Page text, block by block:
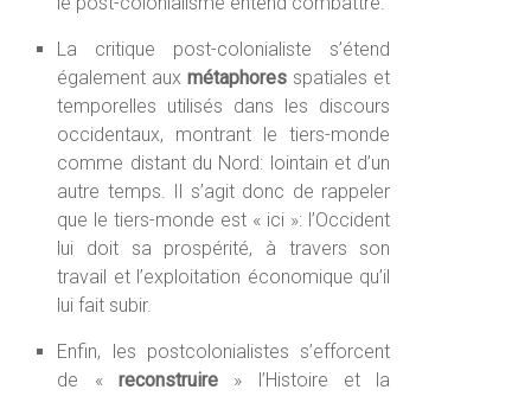
La critique post-colonialiste s’étend
également auxmétaphores spatiales et
temporelles utilisés dans les discours
occidentaux, montrant le tiers-monde
comme distant du Nord: lointain et d’un
autre temps. Il s’agit donc de rappeler
que le tiers-monde est « ici »: l’Occident
lui doit sa prospérité, à travers son
travail et l’exploitation économique qu’il
lui fait subir.
Enfin, les postcolonialistes s’efforcent
de «reconstruire » l’Histoire et la